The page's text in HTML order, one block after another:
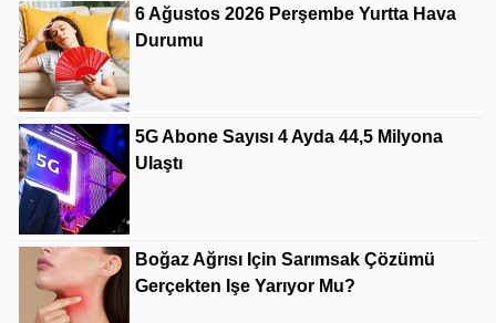
6 Ağustos 2026 Perşembe Yurtta Hava
Durumu
5G Abone Sayısı 4 Ayda 44,5 Milyona
Ulaştı
Boğaz Ağrısı Için Sarımsak Çözümü
Gerçekten Işe Yarıyor Mu?